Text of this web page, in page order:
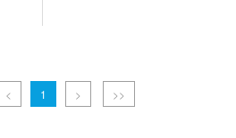
< 1 > >>